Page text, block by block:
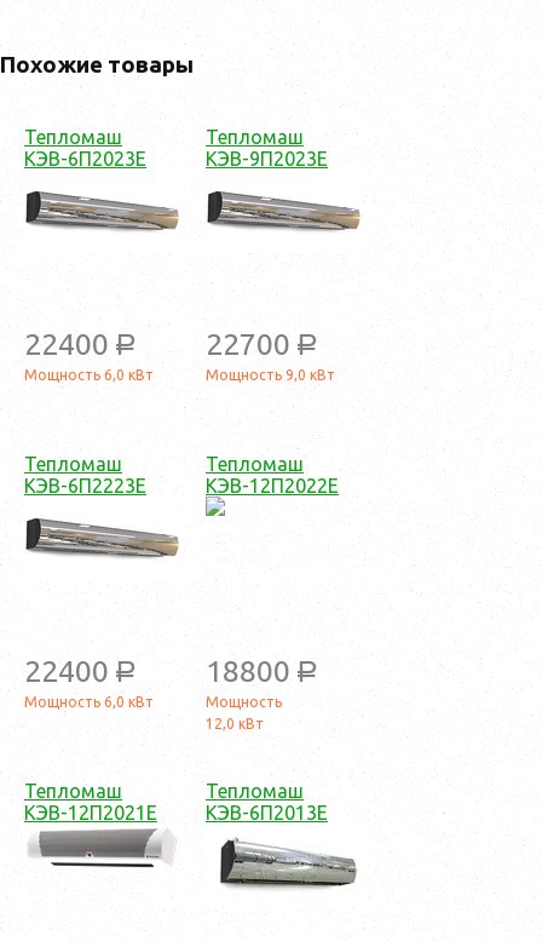
Похожие товары
Тепломаш
КЭВ-6П2023Е
22400 a
Мощность 6,0 кВт
Тепломаш
КЭВ-9П2023Е
22700 a
Мощность 9,0 кВт
Тепломаш
КЭВ-6П2223Е
22400 a
Мощность 6,0 кВт
Тепломаш
КЭВ-12П2022Е
18800 a
Мощность
12,0 кВт
Тепломаш
КЭВ-12П2021Е
Тепломаш
КЭВ-6П2013Е